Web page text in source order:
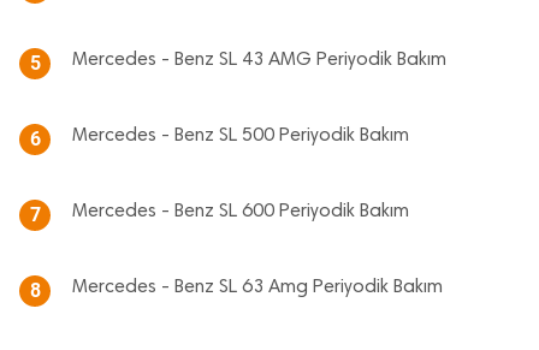
5 Mercedes - Benz SL 43 AMG Periyodik Bakım
6 Mercedes - Benz SL 500 Periyodik Bakım
7 Mercedes - Benz SL 600 Periyodik Bakım
8 Mercedes - Benz SL 63 Amg Periyodik Bakım